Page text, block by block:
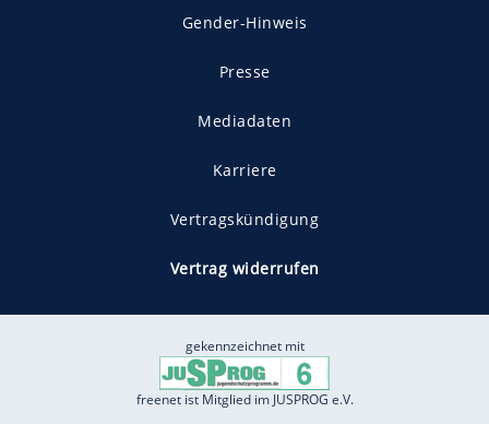
Gender-Hinweis
Presse
Mediadaten
Karriere
Vertragskündigung
Vertrag widerrufen
gekennzeichnet mit
freenet ist Mitglied im JUSPROG e.V.